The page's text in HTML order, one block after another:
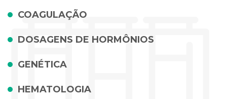
COAGULAÇÃO
DOSAGENS DE HORMÔNIOS
GENÉTICA
HEMATOLOGIA